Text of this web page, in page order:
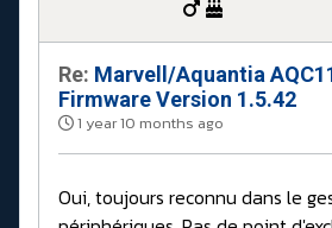
Re: Marvell/Aquantia
Firmware Version 1.5.42
1 year 10 months ago
Oui, toujours reconnu dans le